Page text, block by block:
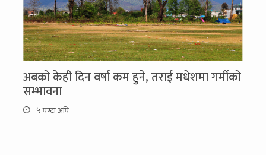
अबको केही दिन वर्षा कम हुने, तराई मधेशमा गर्मीको
सम्भावना
५ घण्टा अघि